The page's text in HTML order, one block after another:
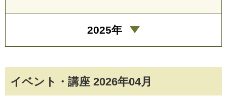
イベント・講座 2026年04月
2025年